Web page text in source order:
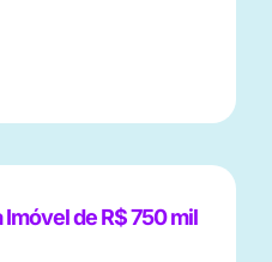
de R$ 750 mil